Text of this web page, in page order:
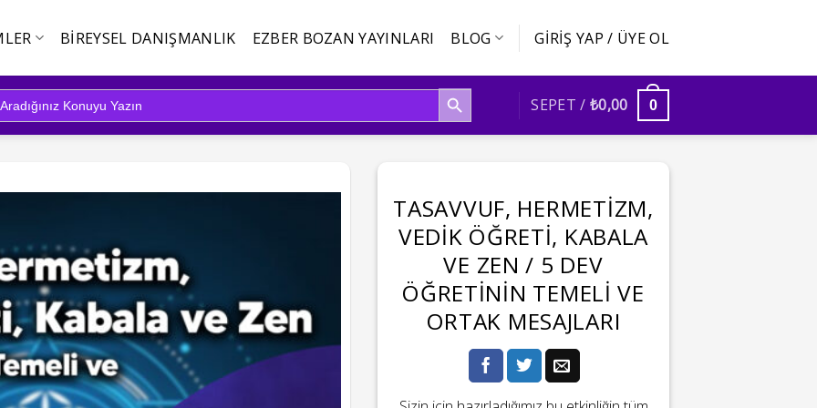
BIREYSEL DANIŞMANLIK EZBER BOZAN YAYINLARI BLOG GIRIŞ YAP / ÜYE OL
SEARCH BUTTON
SEPET / ₺0,00 0
TASAVVUF, HERMETIZM,
VEDIK ÖĞRETI, KABALA
VE ZEN / 5 DEV
ÖĞRETININ TEMELI VE
ORTAK MESAJLARI